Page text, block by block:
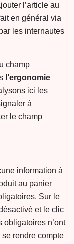
l’article au
en général via
les internautes
champ
l’ergonomie
ici les
à
le champ
information à
au panier
Sur le
et le clic
obligatoires n’ont
se rendre compte